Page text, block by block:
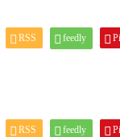
RSS feedly
RSS feedly